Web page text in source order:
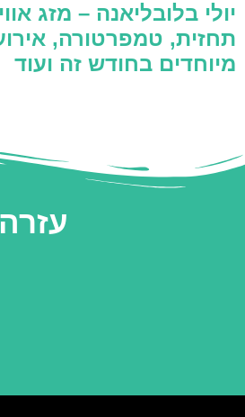
יולי בלובליאנה – מזג
תחזית, טמפרטורה,
מיוחדים בחודש זה ועוד